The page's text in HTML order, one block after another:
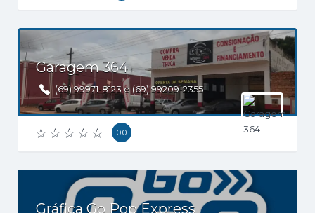
Garagem 364
(69) 99971-8123 e (69) 99209-2355
0.0
Gráfica Go Pop Express